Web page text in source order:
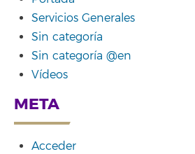
Servicios Generales
Sin categoría
Sin categoría @en
Vídeos
META
Acceder